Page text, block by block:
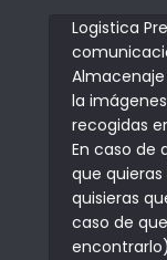
Logistica
la
recogidas
En caso de
que
quisieras
caso de